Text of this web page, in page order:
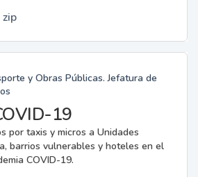
zip
y Obras Públicas. Jefatura de
19
por taxis y micros a Unidades
barrios vulnerables y hoteles en el
COVID-19.